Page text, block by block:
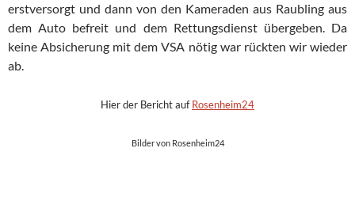
erstversorgt und dann von den Kameraden aus Raubling aus
dem Auto befreit und dem Rettungsdienst übergeben. Da
keine Absicherung mit dem VSA nötig war rückten wir wieder
ab.
Hier der Bericht aufRosenheim24
Bilder von Rosenheim24